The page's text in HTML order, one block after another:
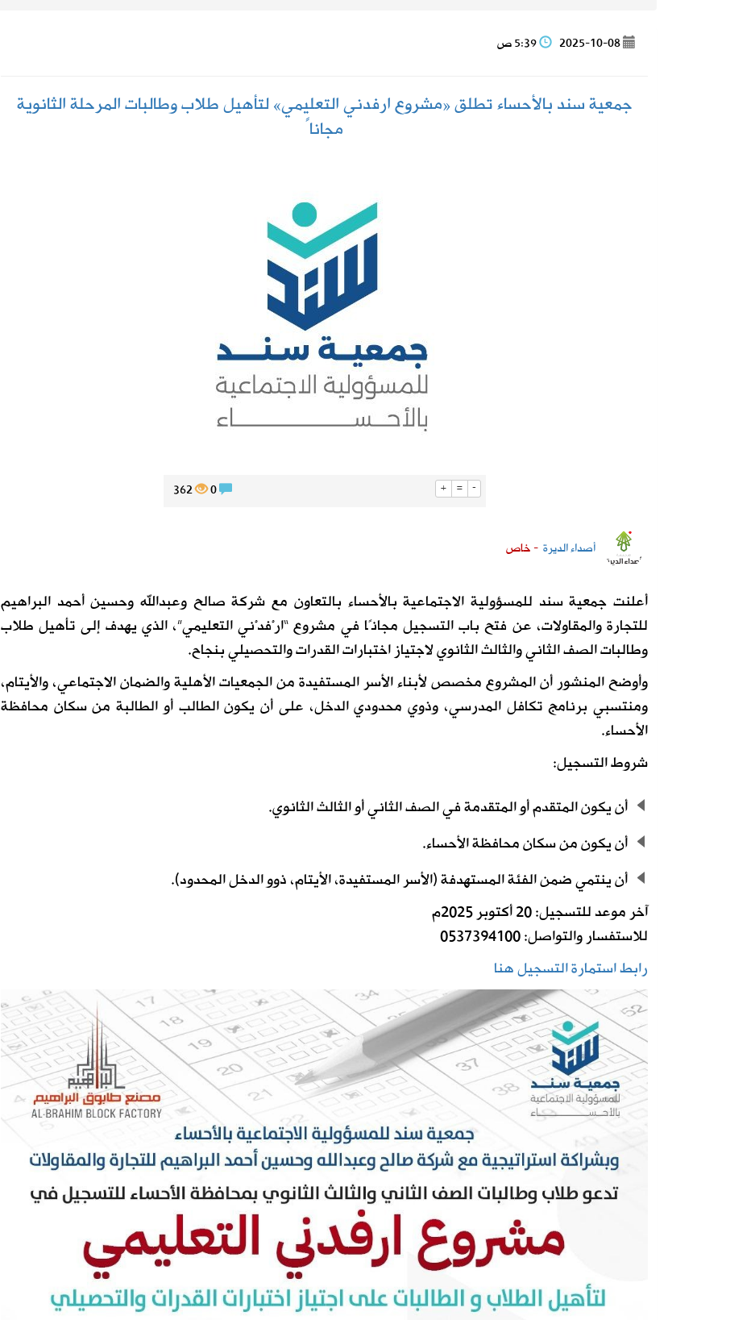
2026-08-06حكام دوري روشن يواصلون برنامجهم الإعدادي في معسكر إسبانيا2025-10-08
جمعية سند بالأحساء تطلق «مشروع ارفدني التعليمي» لتأهيل طلاب وطالبات المرحلة الثانوية
مجاناً
+ = -
0
362
أصداء الديرة - خاص
أعلنت جمعية سند للمسؤولية الاجتماعية بالأحساء بالتعاون مع شركة صالح وعبدالله وحسين أحمد البراهيم
للتجارة والمقاولات، عن فتح باب التسجيل مجانًا في مشروع “ارْفدْني التعليمي”، الذي يهدف إلى تأهيل طلاب
وطالبات الصف الثاني والثالث الثانوي لاجتياز اختبارات القدرات والتحصيلي بنجاح.
وأوضح المنشور أن المشروع مخصص لأبناء الأسر المستفيدة من الجمعيات الأهلية والضمان الاجتماعي، والأيتام،
ومنتسبي برنامج تكافل المدرسي، وذوي محدودي الدخل، على أن يكون الطالب أو الطالبة من سكان محافظة
الأحساء.
شروط التسجيل:
أن يكون المتقدم أو المتقدمة في الصف الثاني أو الثالث الثانوي.
أن يكون من سكان محافظة الأحساء.
أن ينتمي ضمن الفئة المستهدفة (الأسر المستفيدة، الأيتام، ذوو الدخل المحدود).
آخر موعد للتسجيل: 20 أكتوبر 2025م
للاستفسار والتواصل: 0537394100
رابط استمارة التسجيل هنا